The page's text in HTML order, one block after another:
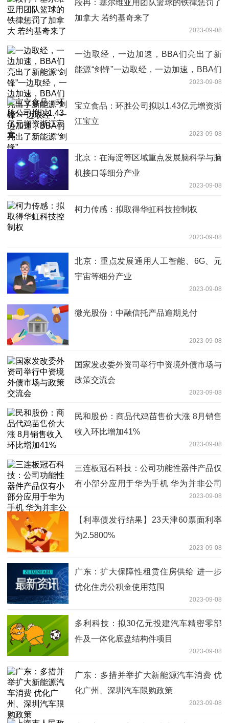
段冉：塞尔维亚用团队篮球的铁律惩罚了
加拿大 若约基奇来了
2023-09-08
一边取经，一边加速，BBA们亮出了新
能源“剑锋”一边取经，一边加速，BBA们
亮出了新能源“剑锋”一边取经，一边加
速，BBA们亮出了新能源“剑锋”
2023-09-08
宝立食品：环胜公司拟以1.43亿元增资浙
江宝立
2023-09-08
北京：在海淀等区域重点发展脑科学与脑
机接口等细分产业
2023-09-08
柯力传感：拟取得华虹科技控制权
2023-09-08
北京：重点发展通用人工智能、6G、元
宇宙等细分产业
2023-09-08
微光股份：中融信托产品逾期兑付
2023-09-08
国家发改委外资司举行中资境外债市场与
政策交流会
2023-09-08
民和股份：商品代鸡苗售价大涨 8月销售
收入环比增加41%
2023-09-08
三连板冠石科技：公司功能性器件产品仅
有小部分应用于华为手机 华为并非公司
2023-09-08
【利率债发行结果】23天津60票面利率
为2.5800%
2023-09-08
广东：扩大保障性租赁住房供给 进一步
优化住房公积金使用范围
2023-09-08
多利科技：拟30亿元投建汽车精密零部
件及一体化底盘结构件项目
2023-09-08
广东：多措并举扩大新能源汽车消费 优
化广州、深圳汽车限购政策
2023-09-08